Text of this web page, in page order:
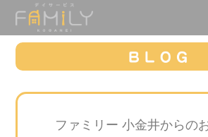
ファミリー 小金井からの